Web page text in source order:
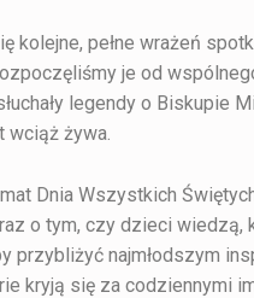
kolejne, pełne wrażeń
je od
legendy o Biskupie
wciąż żywa.
Dnia Wszystkich
o tym, czy dzieci wiedzą,
przybliżyć najmłodszym
kryją się za codziennymi